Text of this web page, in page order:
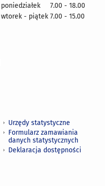
poniedziałek 7.00 - 18.00
wtorek - piątek 7.00 - 15.00
Urzędy statystyczne
Formularz zamawiania
danych statystycznych
Deklaracja dostępności